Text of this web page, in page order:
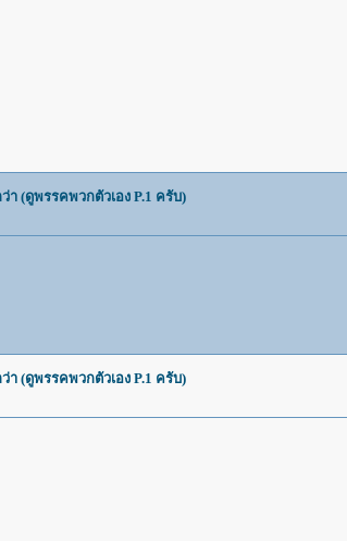
(ดูพรรคพวกตัวเอง P.1 ครับ)
(ดูพรรคพวกตัวเอง P.1 ครับ)